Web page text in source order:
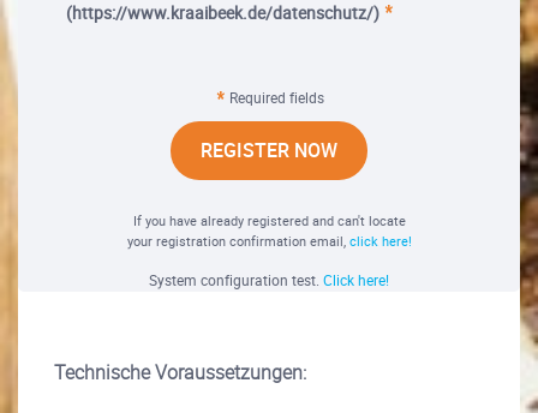
(https://www.kraaibeek.de/datenschutz/)
Required fields
REGISTER NOW
If you have already registered and can't locate
your registration confirmation email, click here!
System configuration test. Click here!
Technische Voraussetzungen: